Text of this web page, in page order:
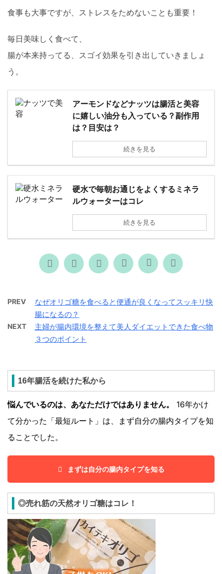
食事も大事ですが、ストレスをためないことも重要！
毎日美味しく食べて、
腸が本来持ってる、スゴイ効果を引き出していきましょ
う。
アーモンドなどナッツは腸活と美容
に嬉しい油分も入っている？副作用
は？目安は？
続きを見る
硬水で毎朝お通じをよくするミネラ
ルウォーターはコレ
続きを見る
PREV
なぜオリゴ糖を食べると便通が良くなってスッキリ快
腸になるの？
NEXT
主婦が腸内環境を整えて美人ダイエットできた食べ物
３つのポイント
16年腸活を続けた私から
悩んでいるのは、あなただけではありません。
16年かけ
て分かった「最短ルート」は、まず自分の腸内タイプを知
ることでした。
まずは自分の腸内タイプを知る
◎売れ筋の天然オリゴ糖はコレ！